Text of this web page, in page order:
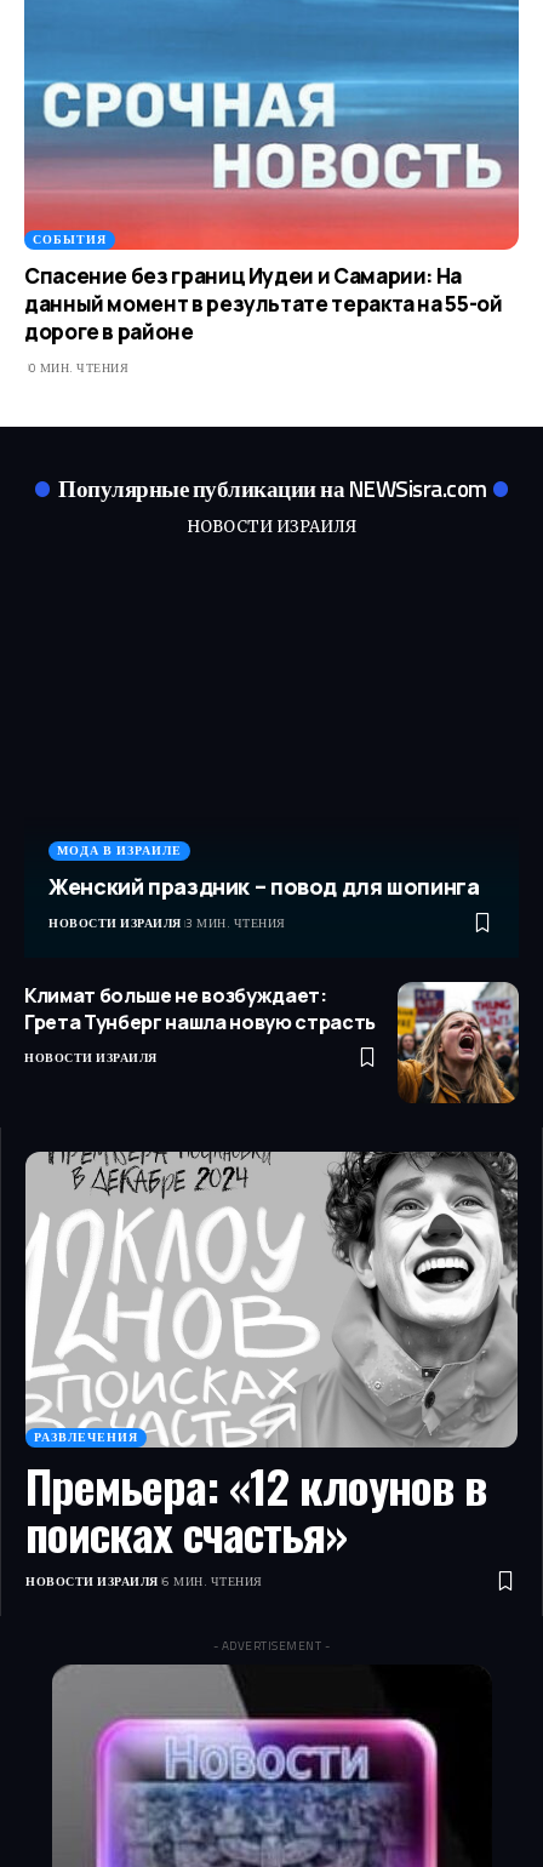
СОБЫТИЯ
Спасение без границ Иудеи и Самарии: На
данный момент в результате теракта на 55-ой
дороге в районе
0 МИН. ЧТЕНИЯ
Популярные публикации на NEWSisra.com
НОВОСТИ ИЗРАИЛЯ
МОДА В ИЗРАИЛЕ
Женский праздник – повод для шопинга
НОВОСТИ ИЗРАИЛЯ 3 МИН. ЧТЕНИЯ
Климат больше не возбуждает:
Грета Тунберг нашла новую страсть
НОВОСТИ ИЗРАИЛЯ
РАЗВЛЕЧЕНИЯ
Премьера: «12 клоунов в
поисках счастья»
НОВОСТИ ИЗРАИЛЯ 6 МИН. ЧТЕНИЯ
- ADVERTISEMENT -